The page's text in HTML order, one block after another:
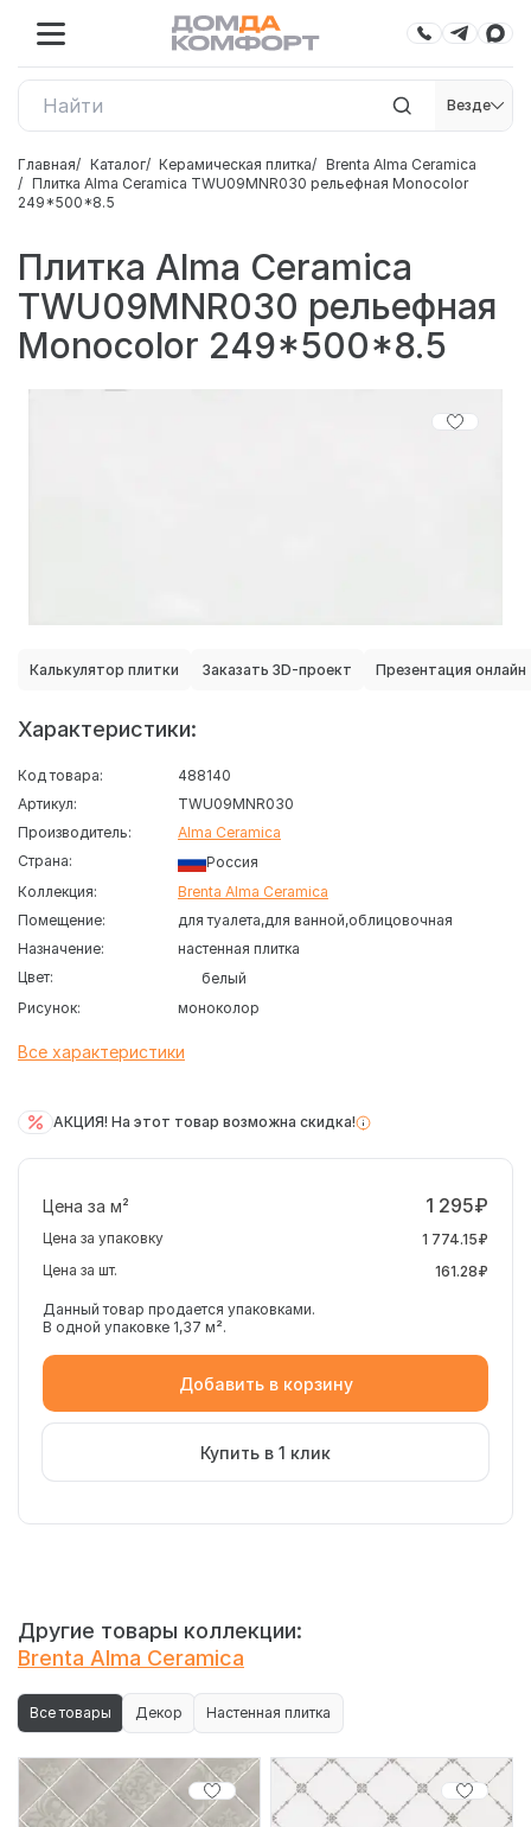
Везде
Главная Каталог Керамическая плитка
Brenta Alma Ceramica
Плитка Alma Ceramica TWU09MNR030 рельефная Monocolor
249*500*8.5
Плитка Alma Ceramica
TWU09MNR030 рельефная
Monocolor 249*500*8.5
Калькулятор плитки Заказать 3D-проект Презентация онлайн
Характеристики:
Код товара:
488140
Артикул:
TWU09MNR030
Производитель:
Alma Ceramica
Страна:
Россия
Коллекция:
Brenta Alma Ceramica
Помещение:
для туалета для ванной облицовочная
Назначение:
настенная плитка
Цвет:
белый
Рисунок:
моноколор
Все характеристики
АКЦИЯ! На этот товар возможна скидка!
Цена за м² 1 295₽
Цена за упаковку
1 774.15₽
Цена за шт.
161.28₽
Данный товар продается упаковками.
В одной упаковке 1,37 м².
Добавить в корзину
Купить в 1 клик
базовый элемент коллекции, цветовая палитра светлая
бежевая. Тип обработки - необрезной. Для облицовки
стен в ванной комнате.
Другие товары коллекции:
Brenta Alma Ceramica
Все товары Декор Настенная плитка